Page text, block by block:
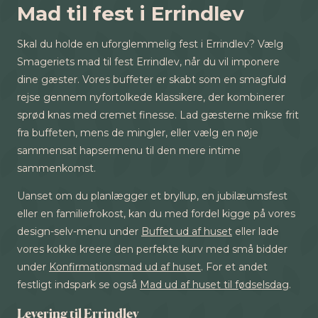
Mad til fest i Errindlev
Skal du holde en uforglemmelig fest i Errindlev? Vælg
Smageriets mad til fest Errindlev, når du vil imponere
dine gæster. Vores buffeter er skabt som en smagfuld
rejse gennem nyfortolkede klassikere, der kombinerer
sprød knas med cremet finesse. Lad gæsterne mikse frit
fra buffeten, mens de mingler, eller vælg en nøje
sammensat hapsermenu til den mere intime
sammenkomst.
Uanset om du planlægger et bryllup, en jubilæumsfest
eller en familiefrokost, kan du med fordel kigge på vores
design-selv-menu under Buffet ud af huset eller lade
vores kokke kreere den perfekte kurv med små bidder
under Konfirmationsmad ud af huset. For et andet
festligt indspark se også Mad ud af huset til fødselsdag.
Levering til Errindlev